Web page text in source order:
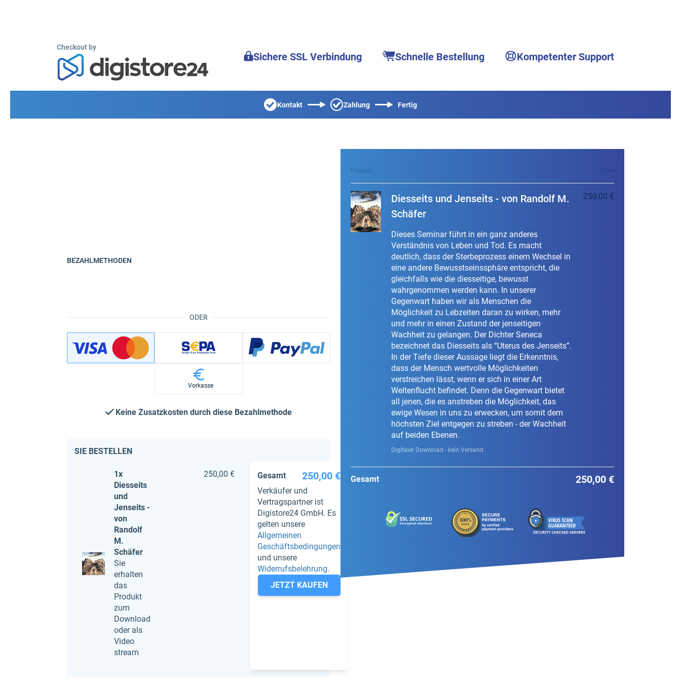
Checkout by
Sichere SSL Verbindung Schnelle Bestellung Kompetenter Support
Kontakt Zahlung Fertig
ODER
BEZAHLMETHODEN
Vorkasse
Keine Zusatzkosten durch diese Bezahlmethode
SIE BESTELLEN
1x
Diesseits
und
Jenseits -
von
Randolf
M.
Schäfer
Sie
erhalten
das
Produkt
zum
Download
oder als
Video
stream
250,00 € Gesamt 250,00 €
Verkäufer und
Vertragspartner ist
Digistore24 GmbH. Es
gelten unsere
Allgemeinen
Geschäftsbedingungen
und unsere
Widerrufsbelehrung.
JETZT KAUFEN
Produkt Preis
Diesseits und Jenseits - von Randolf M.
Schäfer
Dieses Seminar führt in ein ganz anderes
Verständnis von Leben und Tod. Es macht
deutlich, dass der Sterbeprozess einem Wechsel in
eine andere Bewusstseinssphäre entspricht, die
gleichfalls wie die diesseitige, bewusst
wahrgenommen werden kann. In unserer
Gegenwart haben wir als Menschen die
Möglichkeit zu Lebzeiten daran zu wirken, mehr
und mehr in einen Zustand der jenseitigen
Wachheit zu gelangen. Der Dichter Seneca
bezeichnet das Diesseits als “Uterus des Jenseits”.
In der Tiefe dieser Aussage liegt die Erkenntnis,
dass der Mensch wertvolle Möglichkeiten
verstreichen lässt, wenn er sich in einer Art
Weltenflucht befindet. Denn die Gegenwart bietet
all jenen, die es anstreben die Möglichkeit, das
ewige Wesen in uns zu erwecken, um somit dem
höchsten Ziel entgegen zu streben - der Wachheit
auf beiden Ebenen.
Digitaler Download - kein Versand
250,00 €
Gesamt 250,00 €